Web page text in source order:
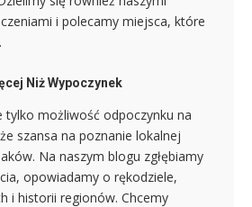
i polecamy miejsca, które
Niż Wypoczynek
tylko możliwość odpoczynku na
szansa na poznanie lokalnej
Na naszym blogu zgłębiamy
opowiadamy o rękodziele,
i historii regionów. Chcemy